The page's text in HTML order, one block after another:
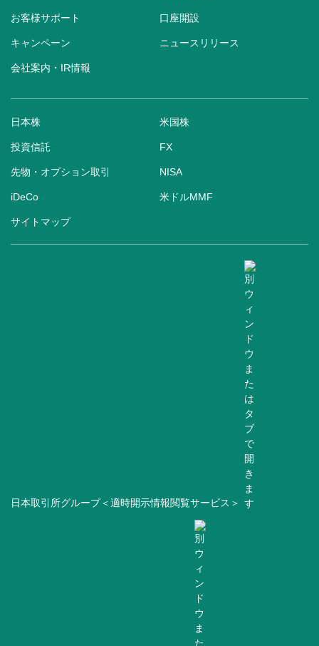
お客様サポート 口座開設
キャンペーン ニュースリリース
会社案内・IR情報
日本株 米国株
投資信託 FX
先物・オプション取引 NISA
iDeCo 米ドルMMF
サイトマップ
日本取引所グループ＜適時開示情報閲覧サービス＞